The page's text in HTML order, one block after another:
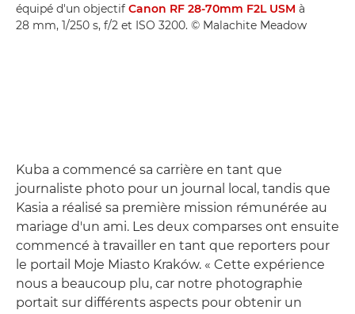
équipé d'un objectif Canon RF 28-70mm F2L USM à
28 mm, 1/250 s, f/2 et ISO 3200. © Malachite Meadow
Kuba a commencé sa carrière en tant que
journaliste photo pour un journal local, tandis que
Kasia a réalisé sa première mission rémunérée au
mariage d'un ami. Les deux comparses ont ensuite
commencé à travailler en tant que reporters pour
le portail Moje Miasto Kraków. « Cette expérience
nous a beaucoup plu, car notre photographie
portait sur différents aspects pour obtenir un